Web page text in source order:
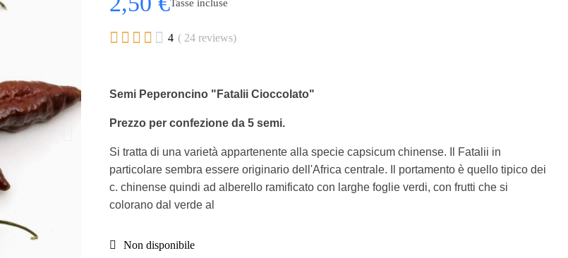
Tasse incluse
     4 ( 24 reviews)
Semi Peperoncino "Fatalii Cioccolato"
Prezzo per confezione da 5 semi.
Si tratta di una varietà appartenente alla specie capsicum chinense. Il Fatalii in
particolare sembra essere originario dell'Africa centrale. Il portamento è quello tipico dei
c. chinense quindi ad alberello ramificato con larghe foglie verdi, con frutti che si
colorano dal verde al
Non disponibile